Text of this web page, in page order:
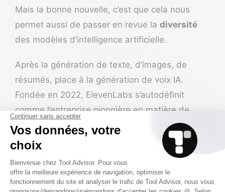
Mais la bonne nouvelle, c’est que cela nous
permet aussi de passer en revue la diversité
des modèles d’intelligence artificielle.
Après la génération de texte, d’images, de
résumés, place à la génération de voix IA.
Fondée en 2022, ElevenLabs s’autodéfinit
comme l’entreprise pionnière en matière de
synthèse vocale
basée sur l’IA.
Le processus est simple : vous rédigez du texte
et l’IA la synthétise de manière à en faire une
voix off. Si vous parcourez internet en quête